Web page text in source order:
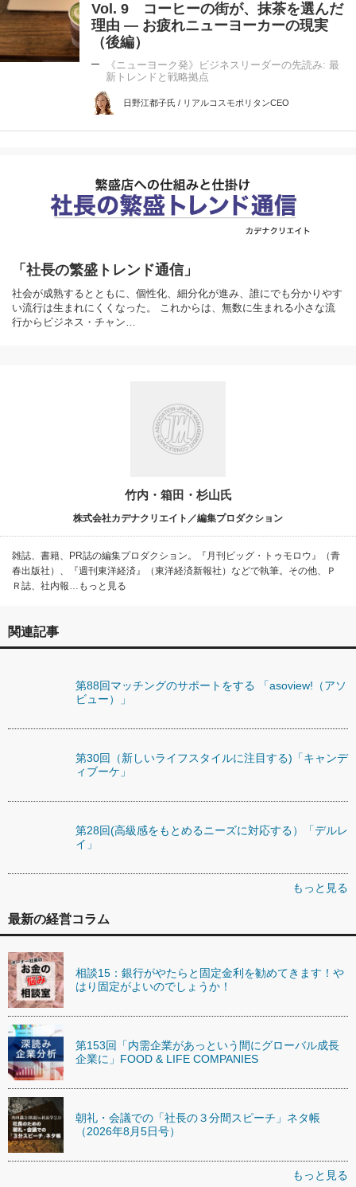
Vol. 9 コーヒーの街が、抹茶を選んだ
理由 ― お疲れニューヨーカーの現実
（後編）
《ニューヨーク発》ビジネスリーダーの先読み: 最
新トレンドと戦略拠点
日野江都子氏 / リアルコスモポリタンCEO
「社長の繁盛トレンド通信」
社会が成熟するとともに、個性化、細分化が進み、誰にでも分かりやす
い流行は生まれにくくなった。 これからは、無数に生まれる小さな流
行からビジネス・チャン…
竹内・箱田・杉山氏
株式会社カデナクリエイト／編集プロダクション
雑誌、書籍、PR誌の編集プロダクション。『月刊ビッグ・トゥモロウ』（青
春出版社）、『週刊東洋経済』（東洋経済新報社）などで執筆。その他、Ｐ
Ｒ誌、社内報…もっと見る
関連記事
第88回マッチングのサポートをする 「asoview!（アソ
ビュー）」
第30回（新しいライフスタイルに注目する)「キャンデ
ィブーケ」
第28回(高級感をもとめるニーズに対応する）「デルレ
イ」
もっと見る
最新の経営コラム
相談15：銀行がやたらと固定金利を勧めてきます！や
はり固定がよいのでしょうか！
第153回「内需企業があっという間にグローバル成長
企業に」FOOD & LIFE COMPANIES
朝礼・会議での「社長の３分間スピーチ」ネタ帳
（2026年8月5日号）
もっと見る